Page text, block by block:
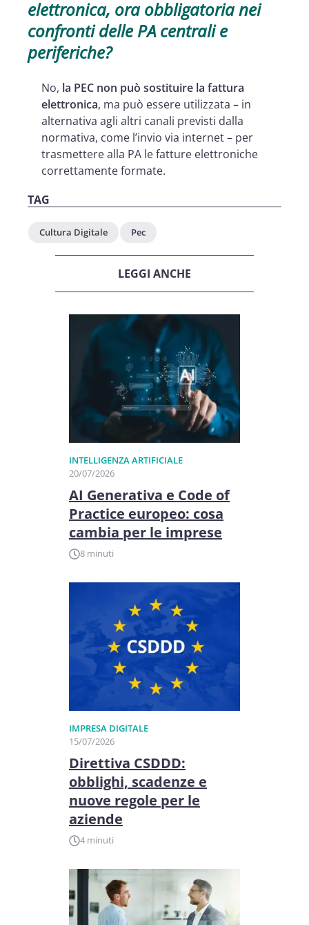
elettronica, ora obbligatoria nei
confronti delle PA centrali e
periferiche?
No, la PEC non può sostituire la fattura
elettronica, ma può essere utilizzata – in
alternativa agli altri canali previsti dalla
normativa, come l’invio via internet – per
trasmettere alla PA le fatture elettroniche
correttamente formate.
TAG
Cultura Digitale Pec
LEGGI ANCHE
INTELLIGENZA ARTIFICIALE
20/07/2026
AI Generativa e Code of
Practice europeo: cosa
cambia per le imprese
8 minuti
IMPRESA DIGITALE
15/07/2026
Direttiva CSDDD:
obblighi, scadenze e
nuove regole per le
aziende
4 minuti